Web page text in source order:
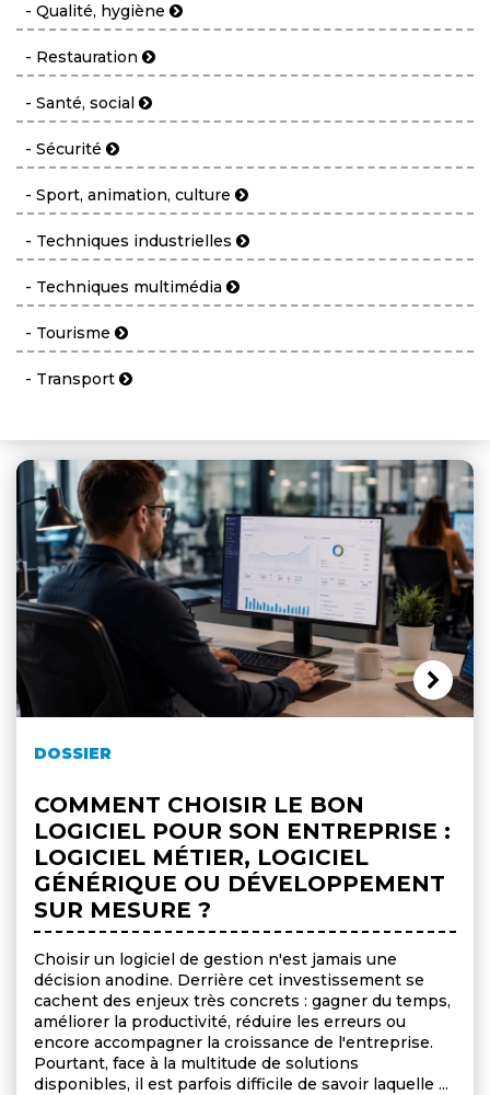
- Qualité, hygiène
- Restauration
- Santé, social
- Sécurité
- Sport, animation, culture
- Techniques industrielles
- Techniques multimédia
- Tourisme
- Transport
DOSSIER
COMMENT CHOISIR LE BON
LOGICIEL POUR SON ENTREPRISE :
LOGICIEL MÉTIER, LOGICIEL
GÉNÉRIQUE OU DÉVELOPPEMENT
SUR MESURE ?
Choisir un logiciel de gestion n'est jamais une
décision anodine. Derrière cet investissement se
cachent des enjeux très concrets : gagner du temps,
améliorer la productivité, réduire les erreurs ou
encore accompagner la croissance de l'entreprise.
Pourtant, face à la multitude de solutions
disponibles, il est parfois difficile de savoir laquelle ...